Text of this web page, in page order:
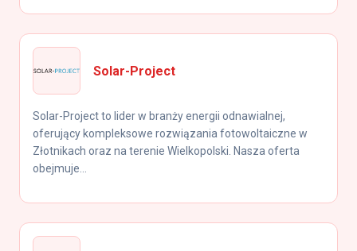
Solar-Project
Solar-Project to lider w branży energii odnawialnej,
oferujący kompleksowe rozwiązania fotowoltaiczne w
Złotnikach oraz na terenie Wielkopolski. Nasza oferta
obejmuje...